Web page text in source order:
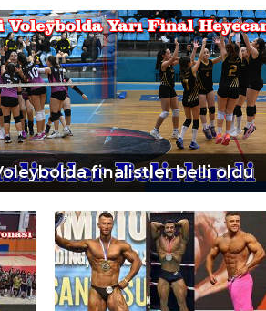
finalistler belli oldu